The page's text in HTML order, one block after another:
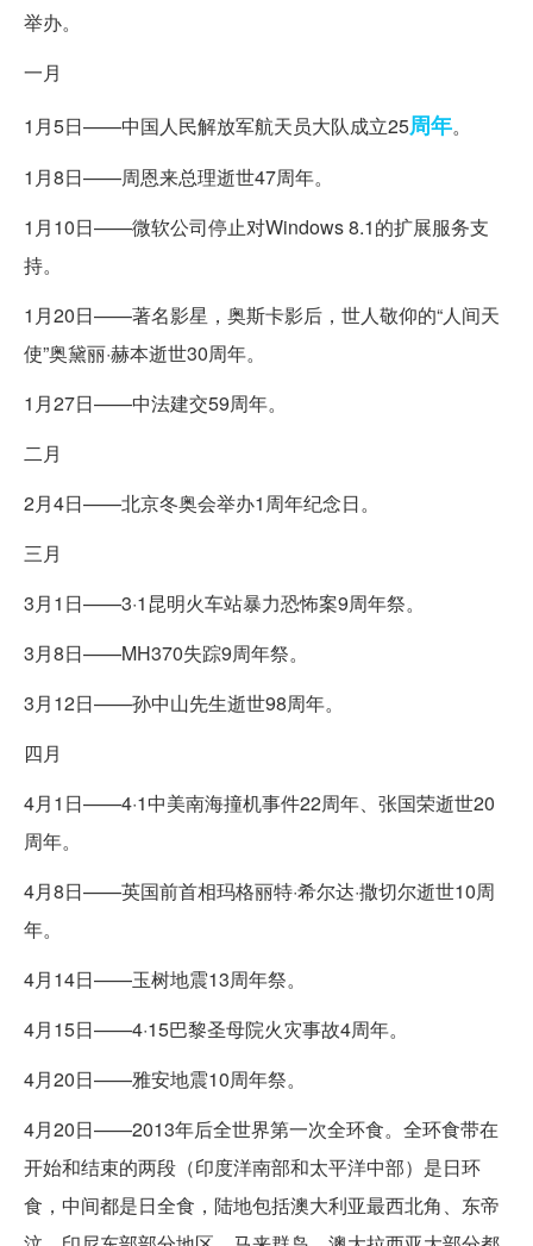
举办。
一月
1月5日——中国人民解放军航天员大队成立25周年。
1月8日——周恩来总理逝世47周年。
1月10日——微软公司停止对Windows 8.1的扩展服务支
持。
1月20日——著名影星，奥斯卡影后，世人敬仰的“人间天
使”奥黛丽·赫本逝世30周年。
1月27日——中法建交59周年。
二月
2月4日——北京冬奥会举办1周年纪念日。
三月
3月1日——3·1昆明火车站暴力恐怖案9周年祭。
3月8日——MH370失踪9周年祭。
3月12日——孙中山先生逝世98周年。
四月
4月1日——4·1中美南海撞机事件22周年、张国荣逝世20
周年。
4月8日——英国前首相玛格丽特·希尔达·撒切尔逝世10周
年。
4月14日——玉树地震13周年祭。
4月15日——4·15巴黎圣母院火灾事故4周年。
4月20日——雅安地震10周年祭。
4月20日——2013年后全世界第一次全环食。全环食带在
开始和结束的两段（印度洋南部和太平洋中部）是日环
食，中间都是日全食，陆地包括澳大利亚最西北角、东帝